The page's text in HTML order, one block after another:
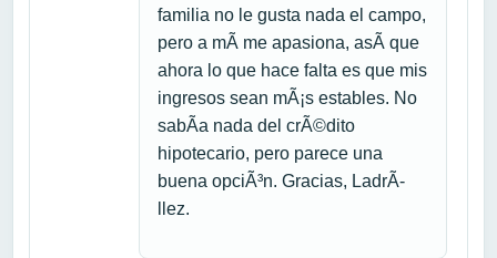
familia no le gusta nada el campo,
pero a mÃ­ me apasiona, asÃ­ que
ahora lo que hace falta es que mis
ingresos sean mÃ¡s estables. No
sabÃ­a nada del crÃ©dito
hipotecario, pero parece una
buena opciÃ³n. Gracias, LadrÃ­
llez.